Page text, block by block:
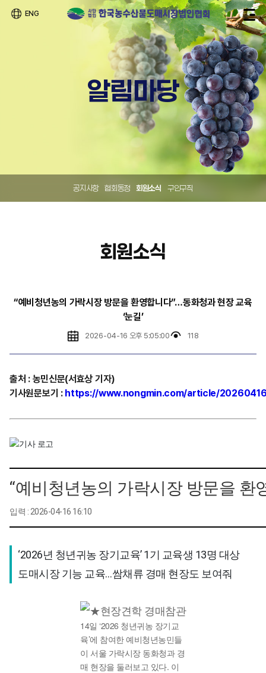
ENG
알림마당
공지사항 협회동정 회원소식 구인구직
회원소식
“예비청년농의 가락시장 방문을 환영합니다”…동화청과 현장 교육
‘눈길’
2026-04-16 오후 5:05:00 118
출처 : 농민신문(서효상 기자)
기사원문보기 : https://www.nongmin.com/article/
“예비청년농의 가락시장 방문을 환
입력 : 2026-04-16 16:10
‘2026년 청년귀농 장기교육’ 1기 교육생 13명 대상
도매시장 기능 교육…쌈채류 경매 현장도 보여줘
14일 ‘2026 청년귀농 장기교
육’에 참여한 예비청년농민들
이 서울 가락시장 동화청과 경
매 현장을 둘러보고 있다. 이